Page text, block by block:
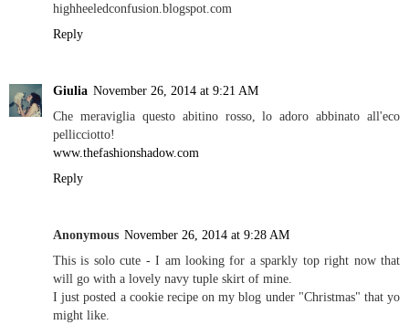
highheeledconfusion.blogspot.com
Reply
Giulia November 26, 2014 at 9:21 AM
Che meraviglia questo abitino rosso, lo adoro abbinato all'eco
pellicciotto!
www.thefashionshadow.com
Reply
Anonymous November 26, 2014 at 9:28 AM
This is solo cute - I am looking for a sparkly top right now that
will go with a lovely navy tuple skirt of mine.
I just posted a cookie recipe on my blog under "Christmas" that yo
might like.